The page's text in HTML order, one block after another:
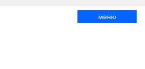
меню